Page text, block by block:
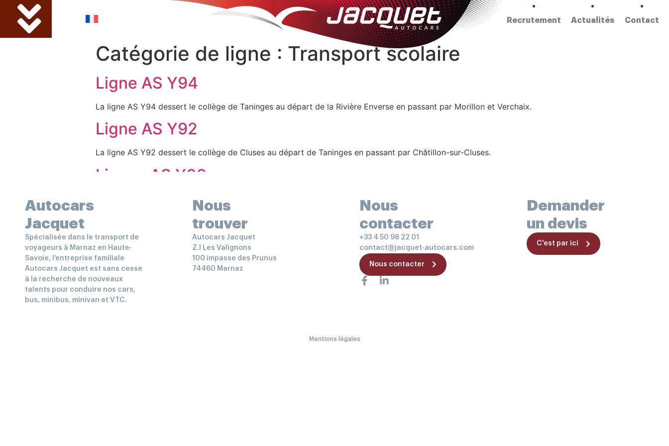
Recrutement Actualités Contact
Catégorie de ligne : Transport scolaire
Ligne AS Y94
La ligne AS Y94 dessert le collège de Taninges au départ de la Rivière Enverse en passant par Morillon et Verchaix.
Ligne AS Y92
La ligne AS Y92 dessert le collège de Cluses au départ de Taninges en passant par Châtillon-sur-Cluses.
Lignes AS Y02
Collèges/Lycées Bonneville, Annemasse, Boëge, Reignier, CECAM, Lycée Agricole Contamine sur Arve
Autocars
Jacquet
Spécialisée dans le transport de
voyageurs à Marnaz en Haute-
Savoie, l’entreprise familiale
Autocars Jacquet est sans cesse
à la recherche de nouveaux
talents pour conduire nos cars,
bus, minibus, minivan et VTC.
Nous
trouver
Autocars Jacquet
Z.I Les Valignons
100 impasse des Prunus
74460 Marnaz
Nous
contacter
+33 4 50 98 22 01
contact@jacquet-autocars.com
Nous contacter
Demander
un devis
C'est par ici
Mentions légales